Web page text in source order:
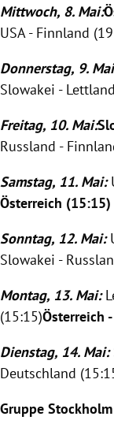
Mittwoch, 8. Mai:
USA- Finnland
Donnerstag, 9.
Slowakei - Lettland
Freitag, 10. Mai:
Russland -
Samstag, 11. Mai:
Österreich (15:15)
Sonntag, 12. Mai:
Slowakei -
Montag, 13. Mai:
(15:15)Österreich -
Dienstag, 14. Mai:
Deutschland
Gruppe Stockholm